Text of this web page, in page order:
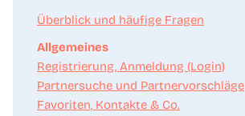
Überblick und häufige Fragen
Allgemeines
Registrierung, Anmeldung (Login)
Partnersuche und Partnervorschläge
Favoriten, Kontakte & Co.